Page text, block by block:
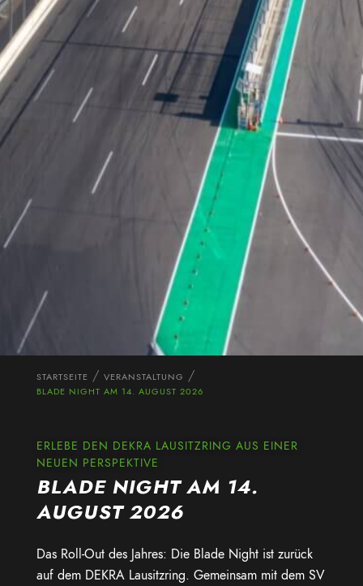
STARTSEITE
VERANSTALTUNG
BLADE NIGHT AM 14. AUGUST 2026
ERLEBE DEN DEKRA LAUSITZRING AUS EINER
NEUEN PERSPEKTIVE
BLADE NIGHT AM 14.
AUGUST 2026
Das Roll-Out des Jahres: Die Blade Night ist zurück
auf dem DEKRA Lausitzring. Gemeinsam mit dem SV